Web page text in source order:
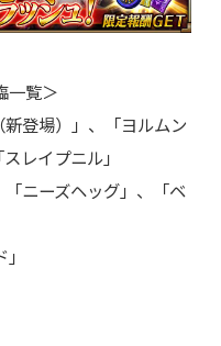
一覧＞
登場）」、「ヨルムン
レイプニル」
ニーズヘッグ」、「ベ